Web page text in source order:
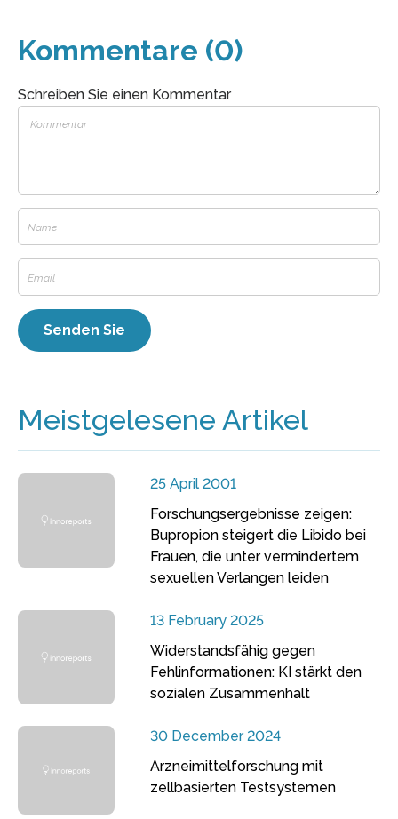
Kommentare (0)
Schreiben Sie einen Kommentar
Meistgelesene Artikel
25 April 2001
Forschungsergebnisse zeigen:
Bupropion steigert die Libido bei
Frauen, die unter vermindertem
sexuellen Verlangen leiden
13 February 2025
Widerstandsfähig gegen
Fehlinformationen: KI stärkt den
sozialen Zusammenhalt
30 December 2024
Arzneimittelforschung mit
zellbasierten Testsystemen